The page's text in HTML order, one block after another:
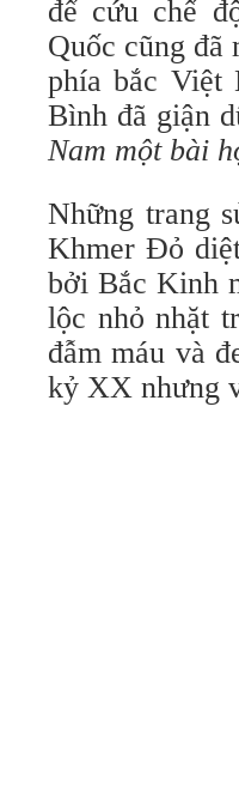
để cứu chế
Quốc cũng đã
phía bắc Việt
Bình đã giận
Nam một bài
Những trang
Khmer Đỏ
bởi Bắc Kinh
lộc nhỏ nhặt
đẫm máu và
kỷ XX nhưng